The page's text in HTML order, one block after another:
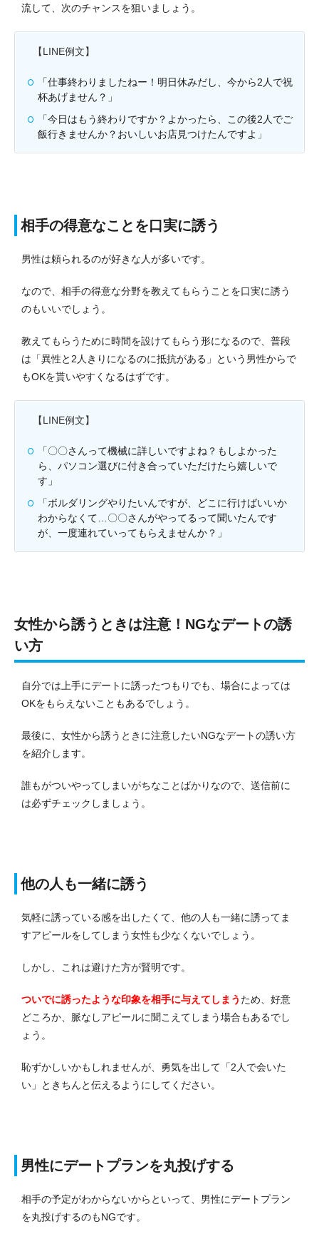
流して、次のチャンスを狙いましょう。
【LINE例文】
「仕事終わりましたねー！明日休みだし、今から2人で祝
杯あげません？」
「今日はもう終わりですか？よかったら、この後2人でご
飯行きませんか？おいしいお店見つけたんですよ」
相手の得意なことを口実に誘う
男性は頼られるのが好きな人が多いです。
なので、相手の得意な分野を教えてもらうことを口実に誘う
のもいいでしょう。
教えてもらうために時間を設けてもらう形になるので、普段
は「異性と2人きりになるのに抵抗がある」という男性からで
もOKを貰いやすくなるはずです。
【LINE例文】
「〇〇さんって機械に詳しいですよね？もしよかった
ら、パソコン選びに付き合っていただけたら嬉しいで
す」
「ボルダリングやりたいんですが、どこに行けばいいか
わからなくて…〇〇さんがやってるって聞いたんです
が、一度連れていってもらえませんか？」
女性から誘うときは注意！NGなデートの誘
い方
自分では上手にデートに誘ったつもりでも、場合によっては
OKをもらえないこともあるでしょう。
最後に、女性から誘うときに注意したいNGなデートの誘い方
を紹介します。
誰もがついやってしまいがちなことばかりなので、送信前に
は必ずチェックしましょう。
他の人も一緒に誘う
気軽に誘っている感を出したくて、他の人も一緒に誘ってま
すアピールをしてしまう女性も少なくないでしょう。
しかし、これは避けた方が賢明です。
ついでに誘ったような印象を相手に与えてしまう ため、好意
どころか、脈なしアピールに聞こえてしまう場合もあるでし
ょう。
恥ずかしいかもしれませんが、勇気を出して「2人で会いた
い」ときちんと伝えるようにしてください。
男性にデートプランを丸投げする
相手の予定がわからないからといって、男性にデートプラン
を丸投げするのもNGです。